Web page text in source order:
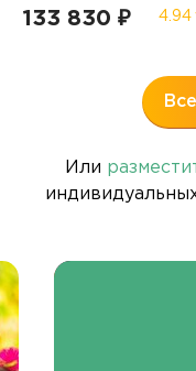
133 830 ₽ 4.94
Или